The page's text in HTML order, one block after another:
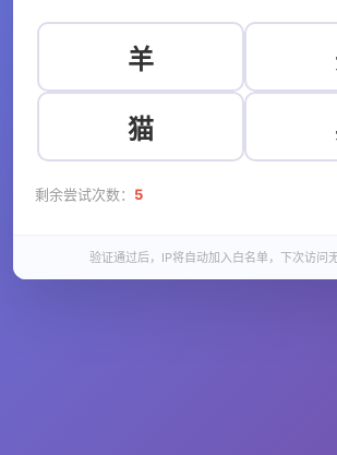
羊
猫
剩余尝试次数： 5
验证通过后，IP将自动加入白名单，下次访问